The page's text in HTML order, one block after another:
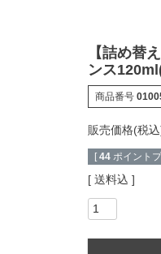
【詰め替
ンス
商品番号
販売価格(税
[ 44 ポイント
送料込